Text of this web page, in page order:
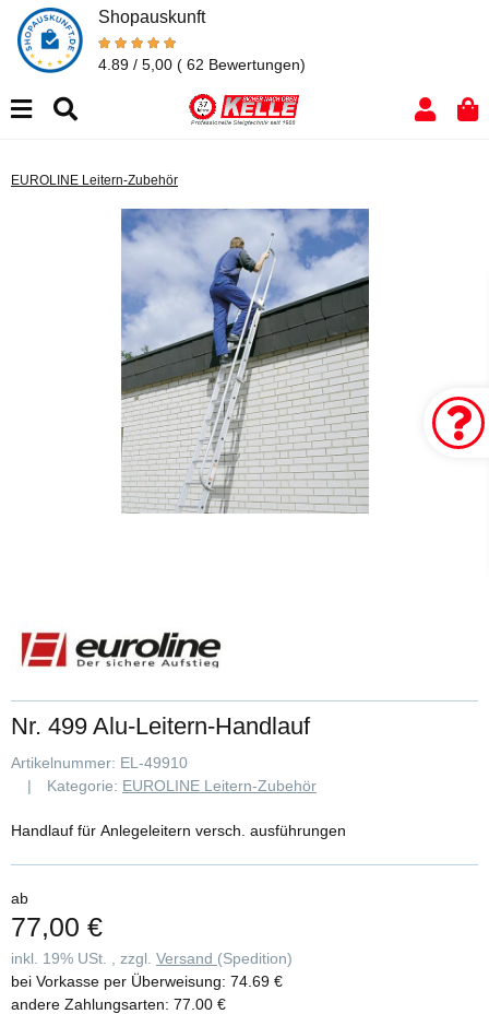
Shopauskunft
4.89 / 5,00 ( 62 Bewertungen)
EUROLINE Leitern-Zubehör
Nr. 499 Alu-Leitern-Handlauf
Artikelnummer: EL-49910
Kategorie: EUROLINE Leitern-Zubehör
Handlauf für Anlegeleitern versch. ausführungen
ab
77,00 €
inkl. 19% USt. , zzgl. Versand (Spedition)
bei Vorkasse per Überweisung: 74.69 €
andere Zahlungsarten: 77.00 €